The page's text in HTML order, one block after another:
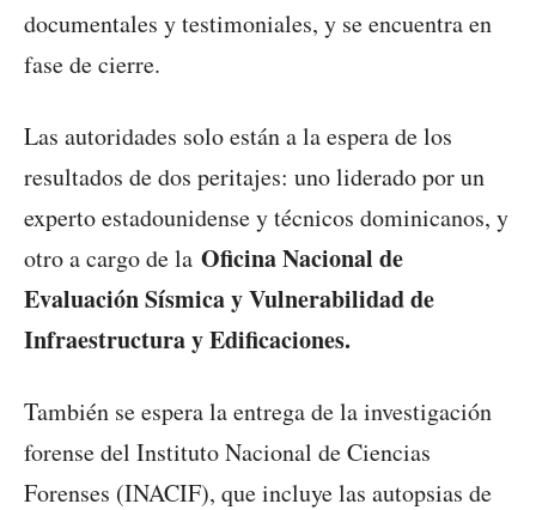
documentales y testimoniales, y se encuentra en
fase de cierre.
Las autoridades solo están a la espera de los
resultados de dos peritajes: uno liderado por un
experto estadounidense y técnicos dominicanos, y
otro a cargo de la Oficina Nacional de
Evaluación Sísmica y Vulnerabilidad de
Infraestructura y Edificaciones.
También se espera la entrega de la investigación
forense del Instituto Nacional de Ciencias
Forenses (INACIF), que incluye las autopsias de